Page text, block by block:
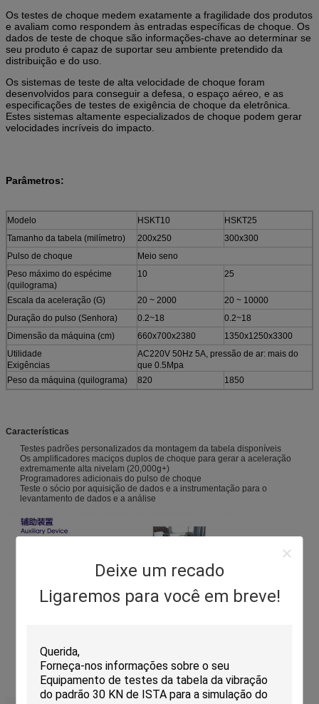
Deixe um recado
Ligaremos para você em breve!
Os testes de choque medem exatamente a fragilidade dos produtos
e avaliam como respondem às entradas específicas de choque. Os
dados de teste de choque são informações-chave ao determinar se
seu produto é capaz de suportar seu ambiente pretendido da
distribuição e do uso.
Os sistemas de teste de alta velocidade de choque foram
desenvolvidos para conseguir a defesa, o espaço aéreo, e as
especificações de testes de exigência de choque da eletrônica.
Estes sistemas altamente especializados de choque podem gerar
velocidades incríveis do impacto.
Parâmetros:
Modelo HSKT10
HSKT25
Tamanho da tabela (milímetro)
200x250
300x300
Pulso de choque
Meio seno
Peso máximo do espécime
(quilograma)
10 25
Escala da aceleração (G) 20 ~ 2000
20 ~ 10000
Duração do pulso (Senhora)
0.2~18
0.2~18
Dimensão da máquina (cm)
660x700x2380
1350x1250x3300
Utilidade
Exigências
AC220V 50Hz 5A, pressão de ar: mais do
que 0.5Mpa
Peso da máquina (quilograma)
820 1850
Características
Testes padrões personalizados da montagem da tabela disponíveis
Os amplificadores maciços duplos de choque para gerar a aceleração
extremamente alta nivelam (20,000g+)
Programadores adicionais do pulso de choque
Teste o sócio por aquisição de dados e a instrumentação para o
levantamento de dados e a análise